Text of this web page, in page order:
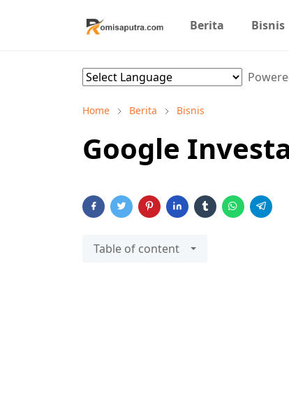
Berita Bisnis
Home Berita Bisnis
Google
Table of content